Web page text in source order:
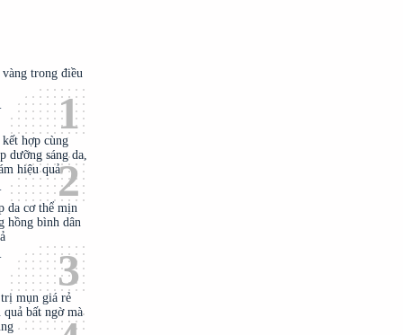
vàng trong điều
hợp cùng
dưỡng sáng da,
hiệu quả
da cơ thể mịn
hồng bình dân
mụn giá rẻ
quả bất ngờ mà